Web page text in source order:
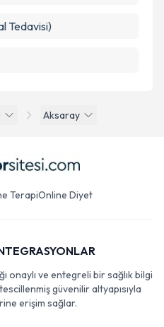
Aksaray
Tedavisi)
TerapiOnline Diyet
onaylı ve entegreli bir sağlık bilgi
güvenilir altyapısıyla
erişim sağlar.